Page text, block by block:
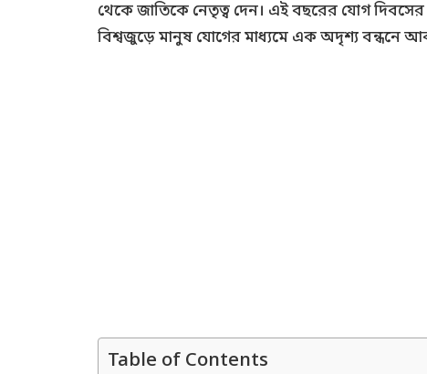
থেকে জাতিকে নেতৃত্ব দেন। এই বছরের যোগ
বিশ্বজুড়ে মানুষ যোগের মাধ্যমে এক অদৃশ্য বন্ধনে
Table of Contents